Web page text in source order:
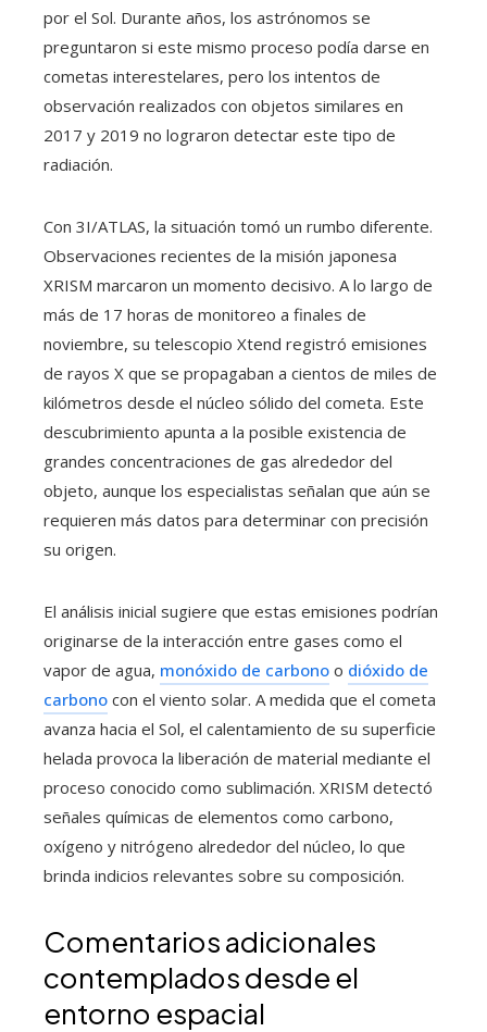
por el Sol. Durante años, los astrónomos se
preguntaron si este mismo proceso podía darse en
cometas interestelares, pero los intentos de
observación realizados con objetos similares en
2017 y 2019 no lograron detectar este tipo de
radiación.
Con 3I/ATLAS, la situación tomó un rumbo diferente.
Observaciones recientes de la misión japonesa
XRISM marcaron un momento decisivo. A lo largo de
más de 17 horas de monitoreo a finales de
noviembre, su telescopio Xtend registró emisiones
de rayos X que se propagaban a cientos de miles de
kilómetros desde el núcleo sólido del cometa. Este
descubrimiento apunta a la posible existencia de
grandes concentraciones de gas alrededor del
objeto, aunque los especialistas señalan que aún se
requieren más datos para determinar con precisión
su origen.
El análisis inicial sugiere que estas emisiones podrían
originarse de la interacción entre gases como el
vapor de agua, monóxido de carbono o dióxido de
carbono con el viento solar. A medida que el cometa
avanza hacia el Sol, el calentamiento de su superficie
helada provoca la liberación de material mediante el
proceso conocido como sublimación. XRISM detectó
señales químicas de elementos como carbono,
oxígeno y nitrógeno alrededor del núcleo, lo que
brinda indicios relevantes sobre su composición.
Comentarios adicionales
contemplados desde el
entorno espacial